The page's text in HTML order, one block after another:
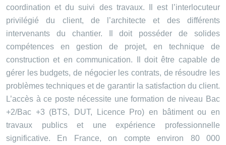
coordination et du suivi des travaux. Il est l’interlocuteur
privilégié du client, de l’architecte et des différents
intervenants du chantier. Il doit posséder de solides
compétences en gestion de projet, en technique de
construction et en communication. Il doit être capable de
gérer les budgets, de négocier les contrats, de résoudre les
problèmes techniques et de garantir la satisfaction du client.
L’accès à ce poste nécessite une formation de niveau Bac
+2/Bac +3 (BTS, DUT, Licence Pro) en bâtiment ou en
travaux publics et une expérience professionnelle
significative. En France, on compte environ 80 000